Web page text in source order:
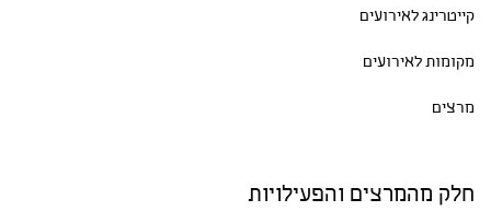
קייטרינג לאירועים
מקומות לאירועים
מרצים
חלק מהמרצים והפעילויות